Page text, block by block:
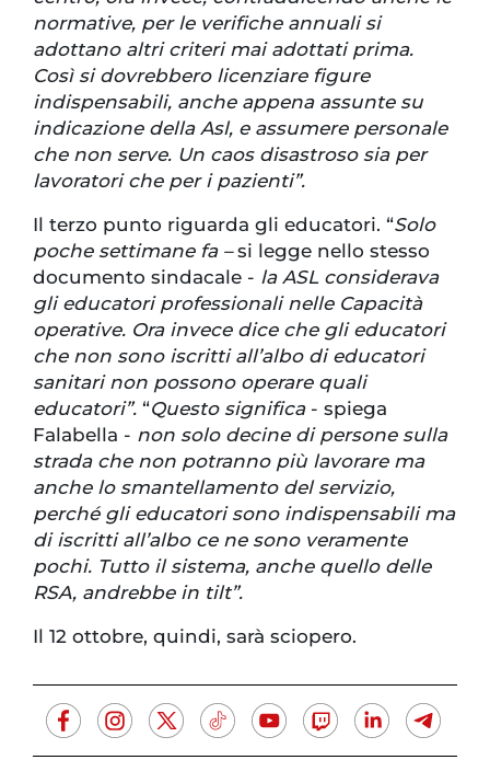
normative, per le verifiche annuali si
adottano altri criteri mai adottati prima.
Così si dovrebbero licenziare figure
indispensabili, anche appena assunte su
indicazione della Asl, e assumere personale
che non serve. Un caos disastroso sia per
lavoratori che per i pazienti”.
Il terzo punto riguarda gli educatori. “Solo
poche settimane fa –si legge nello stesso
documento sindacale - la ASL considerava
gli educatori professionali nelle Capacità
operative. Ora invece dice che gli educatori
che non sono iscritti all’albo di educatori
sanitari non possono operare quali
educatori”. “Questo significa - spiega
Falabella - non solo decine di persone sulla
strada che non potranno più lavorare ma
anche lo smantellamento del servizio,
perché gli educatori sono indispensabili ma
di iscritti all’albo ce ne sono veramente
pochi. Tutto il sistema, anche quello delle
RSA, andrebbe in tilt”.
Il 12 ottobre, quindi, sarà sciopero.